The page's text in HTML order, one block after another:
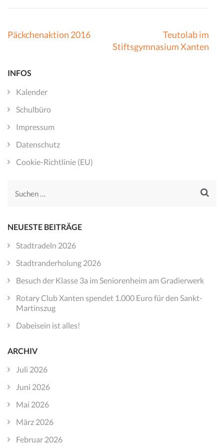
Beitragsnavigation
Päckchenaktion 2016
Teutolab im
Stiftsgymnasium Xanten
INFOS
Kalender
Schulbüro
Impressum
Datenschutz
Cookie-Richtlinie (EU)
Suchen
NEUESTE BEITRÄGE
Stadtradeln 2026
Stadtranderholung 2026
Besuch der Klasse 3a im Seniorenheim am Gradierwerk
Rotary Club Xanten spendet 1.000 Euro für den Sankt-
Martinszug
Dabeisein ist alles!
ARCHIV
Juli 2026
Juni 2026
Mai 2026
März 2026
Februar 2026